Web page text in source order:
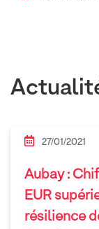
27/01/2021
Aubay :
EUR
résilience